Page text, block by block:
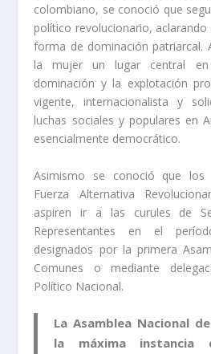
colombiano, se conoció que
político revolucionario,
forma de dominación
la mujer un lugar central
dominación y la explotación
vigente, internacionalista y
luchas sociales y populares en
esencialmente democrático.
Asimismo se conoció que los
Fuerza Alternativa
aspiren ir a las curules de
Representantes en el
designados por la primera
Comunes o mediante
Político Nacional.
La Asamblea Nacional
la máxima instancia